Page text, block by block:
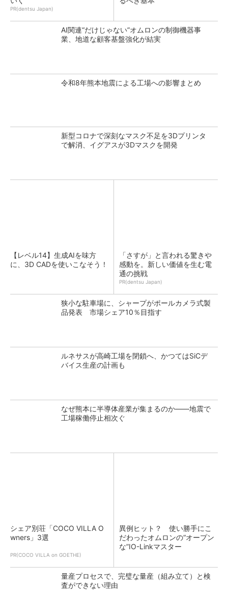
PR(dentsu Japan)
AI関連“だけじゃない”オムロンの制御機器事
業、地道な顧客基盤強化が結実
令和8年熊本地震による工場への影響まとめ
新型コロナで深刻なマスク不足を3Dプリンタ
で解消、イグアスが3Dマスクを開発
【レベル14】生成AIを味方
に、3D CADを使いこなそう！
「さすが」と言われる驚きや
感動を。新しい価値を生む電
通の挑戦
PR(dentsu Japan)
狭小な駐車場に、シャープがポールカメラ式製
品発表 市場シェア10％目指す
ルネサスが高崎工場を閉鎖へ、かつてはSiCデ
バイス生産の計画も
なぜ熊本に半導体産業が集まるのか――地震で
工場稼働停止相次ぐ
シェア別荘「COCO VILLA O
wners」3選
PR(COCO VILLA on GOETHE)
異例ヒット？ 使い勝手にこ
だわったオムロンの“オープン
な”IO-Linkマスター
量産プロセスで、完璧な量産（組み立て）と検
査ができない理由